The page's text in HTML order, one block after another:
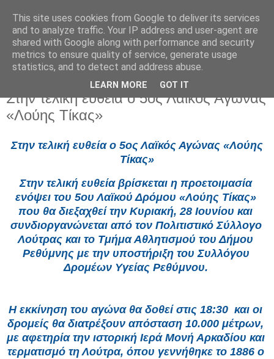
Τετάρτη 24 Ιουνίου 2026
Στην τελική ευθεία ο 5ος Λαϊκός Αγώνας
«Λούης Τίκας»
Στην τελική ευθεία ο 5ος Λαϊκός Αγώνας «Λούης
Τίκας»
Στην τελική ευθεία βρίσκεται η προετοιμασία
ενόψει του 5ου Λαϊκού Δρόμου «Λούης Τίκας»
που θα διεξαχθεί την Κυριακή, 28 Ιουνίου και
συνδιοργανώνεται από τον Πολιτιστικό Σύλλογο
Λούτρας και το Τμήμα Αθλητισμού του Δήμου
Ρεθύμνης με την υποστήριξη του Συλλόγου
Δρομέων Υγείας Ρεθύμνου.
Η εκκίνηση του αγώνα θα δοθεί στις 18:30  και οι
δρομείς θα διατρέξουν απόσταση 10.000 μέτρων,
με αφετηρία την ιστορική Ιερά Μονή Αρκαδίου και
τερματισμό τη Λούτρα, όπου γεννήθηκε το 1886 ο
This site uses cookies from Google to deliver its services
and to analyze traffic. Your IP address and user-agent are
shared with Google along with performance and security
metrics to ensure quality of service, generate usage
statistics, and to detect and address abuse.
LEARN MORE GOT IT